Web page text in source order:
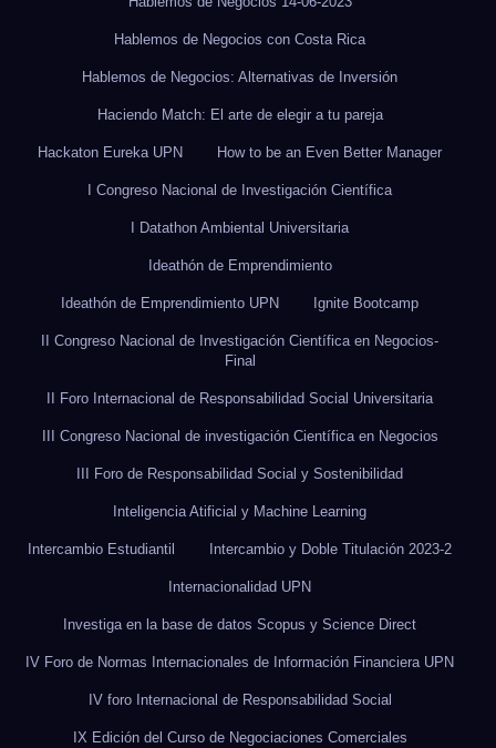
Hablemos de Negocios con Costa Rica
Hablemos de Negocios: Alternativas de Inversión
Haciendo Match: El arte de elegir a tu pareja
Hackaton Eureka UPN How to be an Even Better Manager
I Congreso Nacional de Investigación Científica
I Datathon Ambiental Universitaria
Ideathón de Emprendimiento
Ideathón de Emprendimiento UPN Ignite Bootcamp
II Congreso Nacional de Investigación Científica en Negocios-
Final
II Foro Internacional de Responsabilidad Social Universitaria
III Congreso Nacional de investigación Científica en Negocios
III Foro de Responsabilidad Social y Sostenibilidad
Inteligencia Atificial y Machine Learning
Intercambio Estudiantil Intercambio y Doble Titulación 2023-2
Internacionalidad UPN
Investiga en la base de datos Scopus y Science Direct
IV Foro de Normas Internacionales de Información Financiera UPN
IV foro Internacional de Responsabilidad Social
IX Edición del Curso de Negociaciones Comerciales